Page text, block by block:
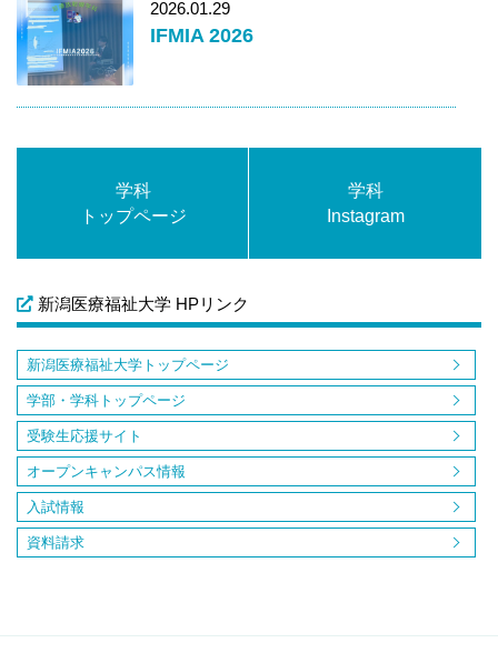
2026.01.29
IFMIA 2026
学科
トップページ
学科
Instagram
新潟医療福祉大学 HPリンク
新潟医療福祉大学トップページ
学部・学科トップページ
受験生応援サイト
オープンキャンパス情報
入試情報
資料請求